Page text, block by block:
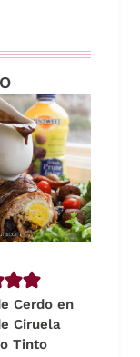
Cerdo en
Ciruela
Tinto